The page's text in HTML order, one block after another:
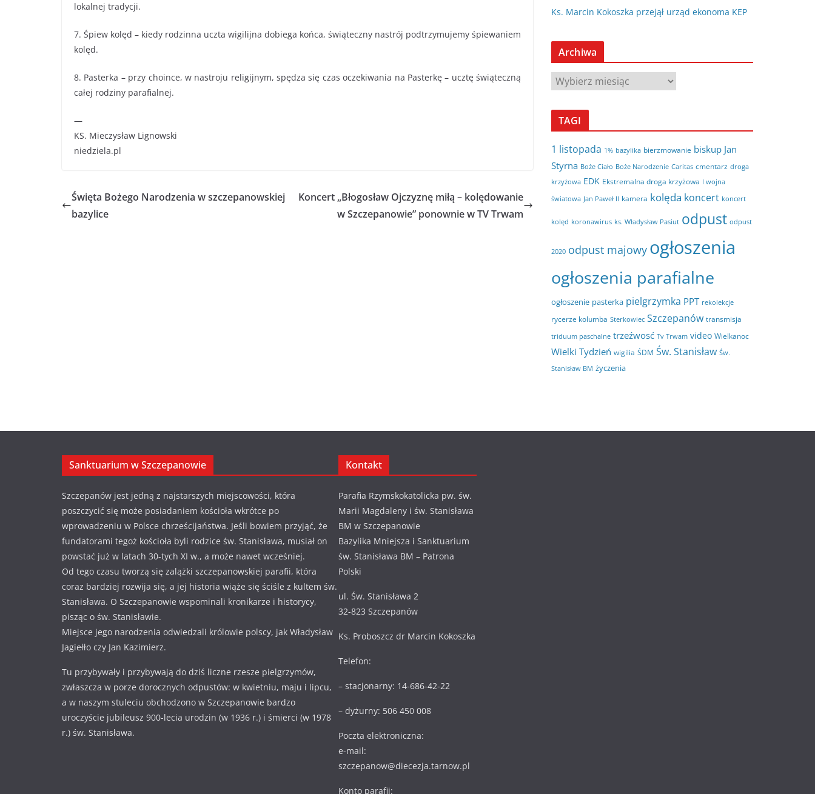
lokalnej tradycji.
7. Śpiew kolęd – kiedy rodzinna uczta wigilijna dobiega końca, świąteczny nastrój podtrzymujemy śpiewaniem
kolęd.
8. Pasterka – przy choince, w nastroju religijnym, spędza się czas oczekiwania na Pasterkę – ucztę świąteczną
całej rodziny parafialnej.
—
KS. Mieczysław Lignowski
niedziela.pl
Święta Bożego Narodzenia w szczepanowskiej
bazylice
Koncert „Błogosław Ojczyznę miłą – kolędowanie
w Szczepanowie” ponownie w TV Trwam
Ks. Marcin Kokoszka przejął urząd ekonoma KEP
Archiwa
A
r
c
w
a
TAGI
1 listopada 1% bazylika bierzmowanie biskup Jan
Styrna Boże Ciało Boże Narodzenie Caritas cmentarz droga
krzyżowa EDK Ekstremalna droga krzyżowa I wojna
światowa Jan Paweł II kamera kolęda koncert koncert
kolęd koronawirus ks. Władysław Pasiut odpust odpust
2020 odpust majowy ogłoszenia
ogłoszenia parafialne
ogłoszenie pasterka pielgrzymka PPT rekolekcje
rycerze kolumba Sterkowiec Szczepanów transmisja
triduum paschalne trzeźwosć Tv Trwam video Wielkanoc
Wielki Tydzień wigilia ŚDM Św. Stanisław Św.
Stanisław BM życzenia
Sanktuarium w Szczepanowie
Szczepanów jest jedną z najstarszych miejscowości, która
poszczycić się może posiadaniem kościoła wkrótce po
wprowadzeniu w Polsce chrześcijaństwa. Jeśli bowiem przyjąć, że
fundatorami tegoż kościoła byli rodzice św. Stanisława, musiał on
powstać już w latach 30-tych XI w., a może nawet wcześniej.
Od tego czasu tworzą się zalążki szczepanowskiej parafii, która
coraz bardziej rozwija się, a jej historia wiąże się ściśle z kultem św.
Stanisława. O Szczepanowie wspominali kronikarze i historycy,
pisząc o św. Stanisławie.
Miejsce jego narodzenia odwiedzali królowie polscy, jak Władysław
Jagiełło czy Jan Kazimierz.
Tu przybywały i przybywają do dziś liczne rzesze pielgrzymów,
zwłaszcza w porze dorocznych odpustów: w kwietniu, maju i lipcu,
a w naszym stuleciu obchodzono w Szczepanowie bardzo
uroczyście jubileusz 900-lecia urodzin (w 1936 r.) i śmierci (w 1978
r.) św. Stanisława.
Kontakt
Parafia Rzymskokatolicka pw. św.
Marii Magdaleny i św. Stanisława
BM w Szczepanowie
Bazylika Mniejsza i Sanktuarium
św. Stanisława BM – Patrona
Polski
ul. Św. Stanisława 2
32-823 Szczepanów
Ks. Proboszcz dr Marcin Kokoszka
Telefon:
– stacjonarny: 14-686-42-22
– dyżurny: 506 450 008
Poczta elektroniczna:
e-mail:
szczepanow@diecezja.tarnow.pl
Konto parafii: